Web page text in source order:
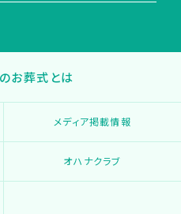
お葬式とは
メディア掲載情報
オハナクラブ